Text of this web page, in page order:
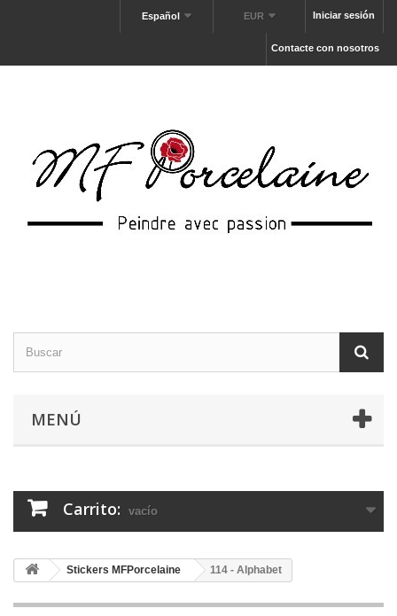
Iniciar sesión
EUR
Español
Contacte con nosotros
MENÚ
Carrito: vacío
Stickers MFPorcelaine 114 - Alphabet